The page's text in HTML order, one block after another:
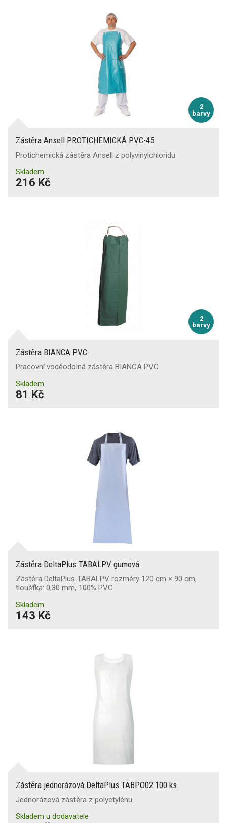
2
barvy
Zástěra Ansell PROTICHEMICKÁ PVC-45
Protichemická zástěra Ansell z polyvinylchloridu
Skladem
216 Kč
2
barvy
Zástěra BIANCA PVC
Pracovní voděodolná zástěra BIANCA PVC
Skladem
81 Kč
Zástěra DeltaPlus TABALPV gumová
Zástěra DeltaPlus TABALPV rozměry 120 cm × 90 cm,
tloušťka: 0,30 mm, 100% PVC
Skladem
143 Kč
Zástěra jednorázová DeltaPlus TABPO02 100 ks
Jednorázová zástěra z polyetylénu
Skladem u dodavatele